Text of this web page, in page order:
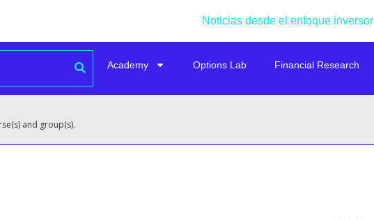
Noticias desde el enfoque inversor
Academy Options Lab Financial Research
and group(s).